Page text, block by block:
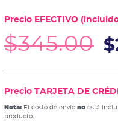
Precio EFECTIVO
$345.00 $
Precio TARJETA DE
Nota:El costo de envío noestá
producto.